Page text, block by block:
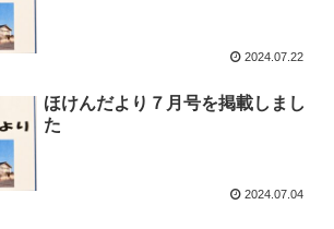
2024.07.22
ほけんだより７月号を掲載しまし
た
2024.07.04